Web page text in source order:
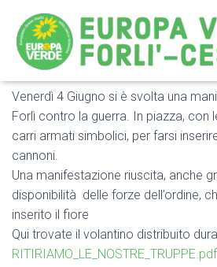
Manifestazione dei Verdi di
Venerdì 4 Giugno si è svolta una
Forlì contro la guerra. In piazza, con
carri armati simbolici, per farsi
cannoni.
Una manifestazione riuscita, anche
disponibilità delle forze dell’ordine,
inserito il fiore
Qui trovate il volantino distribuito